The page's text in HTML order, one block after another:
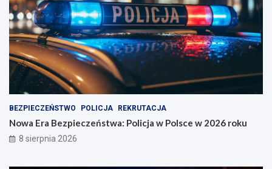
BEZPIECZEŃSTWO POLICJA REKRUTACJA
Nowa Era Bezpieczeństwa: Policja w Polsce w 2026 roku
8 sierpnia 2026